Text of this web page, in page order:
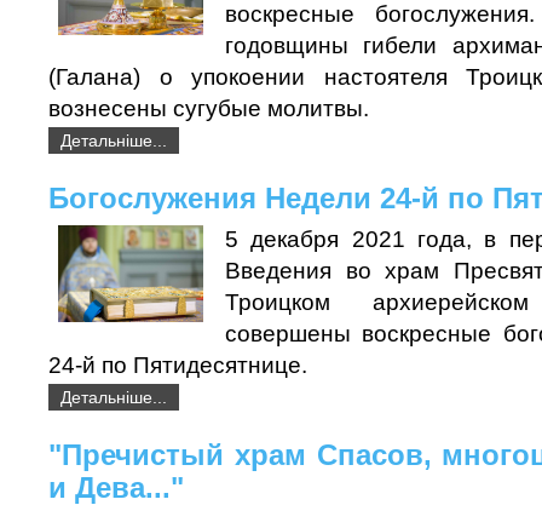
воскресные
годовщины гибели
(Галана) о упокоении настоятеля
вознесены сугубые молитвы.
Детальніше...
Богослужения Недели 24-й по
5 декабря 2021 года, в
Введения во храм
Троицком
совершены воскресные
24-й по Пятидесятнице.
Детальніше...
"Пречистый храм Спасов,
и Дева..."